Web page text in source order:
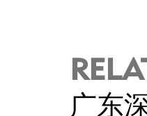
广东